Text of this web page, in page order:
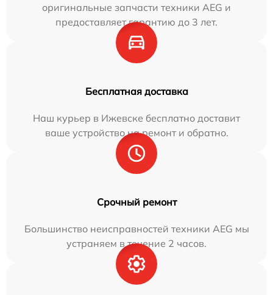
оригинальные запчасти техники AEG и
предоставляет гарантию до 3 лет.
Бесплатная доставка
Наш курьер в Ижевске бесплатно доставит
ваше устройство на ремонт и обратно.
Срочный ремонт
Большинство неисправностей техники AEG мы
устраняем в течение 2 часов.